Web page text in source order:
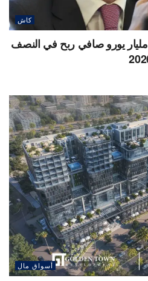
كاش
إنتيسا سان باولو تحقق 5.6 مليار يورو صافي ربح في النصف
أسواق مال